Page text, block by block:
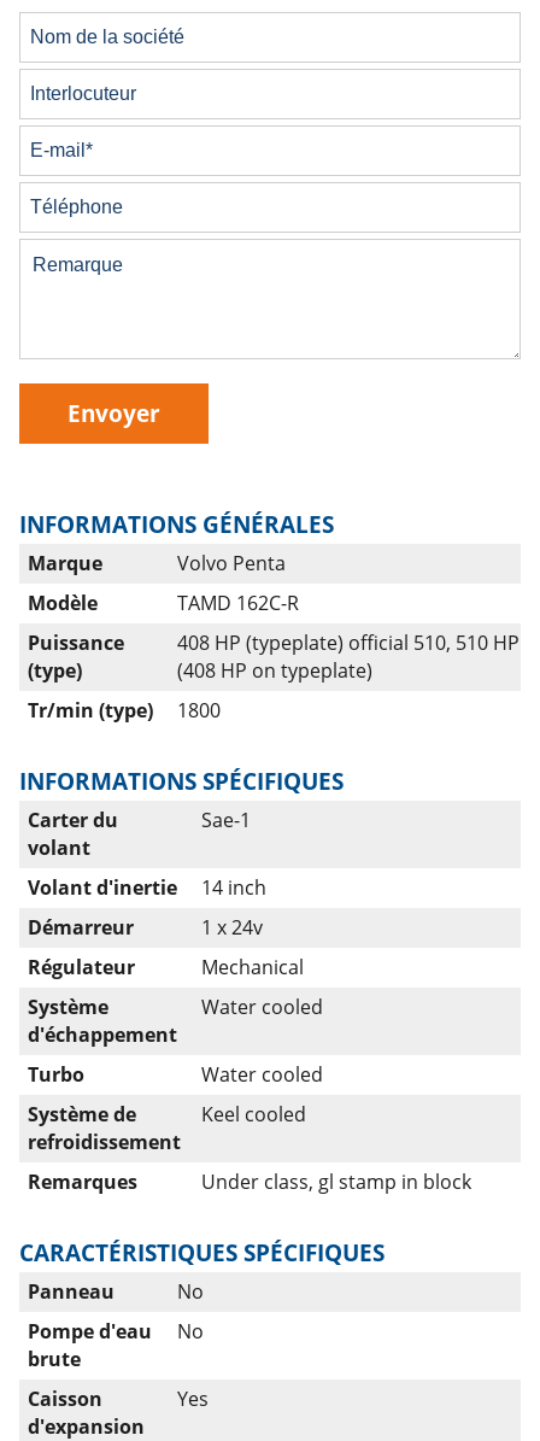
Envoyer
INFORMATIONS GÉNÉRALES
Marque
Volvo Penta
Modèle
TAMD 162C-R
Puissance
(type)
408 HP (typeplate) official 510, 510 HP
(408 HP on typeplate)
Tr/min (type)
1800
INFORMATIONS SPÉCIFIQUES
Carter du
volant
Sae-1
Volant d'inertie
14 inch
Démarreur
1 x 24v
Régulateur
Mechanical
Système
d'échappement
Water cooled
Turbo
Water cooled
Système de
refroidissement
Keel cooled
Remarques Under class, gl stamp in block
CARACTÉRISTIQUES SPÉCIFIQUES
Panneau
No
Pompe d'eau
brute
No
Caisson
d'expansion
Yes